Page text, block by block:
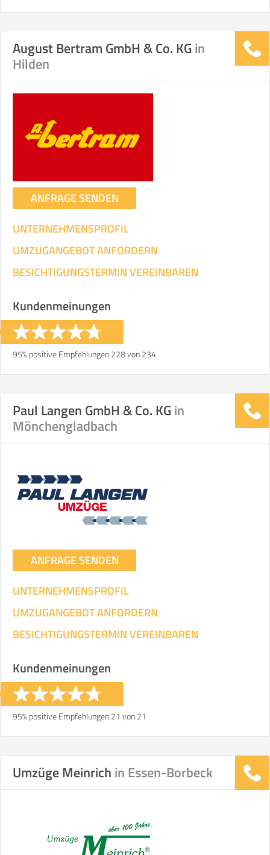
August Bertram GmbH & Co. KGin
Hilden
ANFRAGE SENDEN
UNTERNEHMENSPROFIL
UMZUGANGEBOT ANFORDERN
BESICHTIGUNGSTERMIN VEREINBAREN
Kundenmeinungen
95% positive Empfehlungen 228 von 234
Paul Langen GmbH & Co. KGin
Mönchengladbach
ANFRAGE SENDEN
UNTERNEHMENSPROFIL
UMZUGANGEBOT ANFORDERN
BESICHTIGUNGSTERMIN VEREINBAREN
Kundenmeinungen
95% positive Empfehlungen 21 von 21
Umzüge Meinrich in Essen-Borbeck